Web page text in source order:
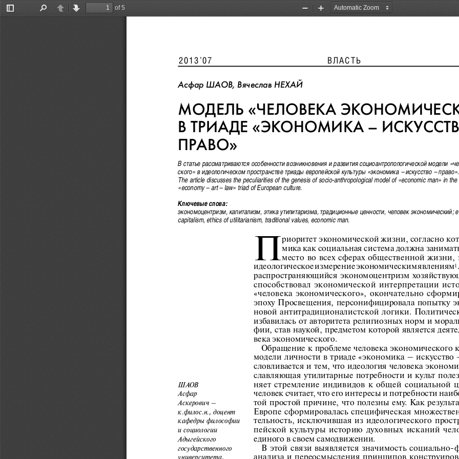
Toggle
PreviousNext
of 5
Zoom
Zoom
2013’07                                                      ВЛАСТЬ
Àñôàð ØÀÎÂ, Âÿ÷åñëàâ ÍÅÕÀÉ
ÌÎÄÅËÜ «×ÅËÎÂÅÊÀ
Â ÒÐÈÀÄÅ «ÝÊÎÍÎÌÈÊÀ –
ÏÐÀÂÎ»
Â ñòàòüå ðàññìàòðèâàþòñÿ îñîáåííîñòè âîçíèêíîâåíèÿ è ðàçâèòèÿ ñîöèîàíòðîïîëîãè÷åñêîé ìîäåëè
ñêîãî» â èäåîëîãè÷åñêîì ïðîñòðàíñòâå òðèàäû åâðîïåéñêîé êóëüòóðû «ýêîíîìèêà – èñêóññòâî – ïðàâî».
The article discusses the peculiarities of the genesis of socio-anthropological model of «economic man» in
«economy – art – law» triad of European culture.
Êëþ÷åâûå ñëîâà:
ýêîíîìîöåíòðèçì, êàïèòàëèçì, ýòèêà óòèëèòàðèçìà, òðàäèöèîííûå öåííîñòè, ÷åëîâåê ýêîíîìè÷åñêèé;
capitalism, ethics of utilitarianism, traditional values, economic man.
П риоритет экономической жизни, согласно
мика как социальная система должна
место  во  всех  сферах  общественной  жизни,
идеологическое измерение экономическим явлениям1
распространяющийся  экономоцентризм
способствовал  экономической  интерпретации
«человека  экономического»,  окончательно
эпоху  Просвещения,  персонифицировала  попытку
новой  антитрадиционалистской  логики.
избавилась от авторитета религиозных норм и
фии, став наукой, предметом которой является
века экономического.
Обращение к проблеме человека экономического
модели  личности  в  триаде  «экономика  –  искусство
словливается и тем, что идеология человека
славляющая  утилитарные  потребности  и  культ
няет  стремление  индивидов  к  общей  социальной
человек считает, что его интересы и потребности
той  простой  причине,  что  полезны  ему.  Как
Европе  сформировалась  специфическая
тельность,  исключившая  из  идеологического
пейской  культуры  историю  духовных  исканий
единого в своем самодвижении.
В  этой  связи  выявляется  значимость
ШАОВ
Асфар
Аскерович –
к.филос.н., доцент
кафедры философии
и социологии
Адыгейского
государственного